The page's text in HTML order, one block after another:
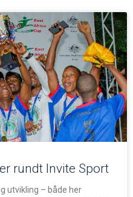
rundt Invite Sport
utvikling – både her